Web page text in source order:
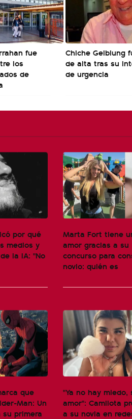
fue
los
de
Chiche Gelblung
de alta tras su
de urgencia
por qué
medios y
la IA: "No
Marta Fort tiene
amor gracias a su
concurso para
novio: quién es
que
Man: Un
su primera
"Ya no hay miedo,
amor": Camilota
a su novia en